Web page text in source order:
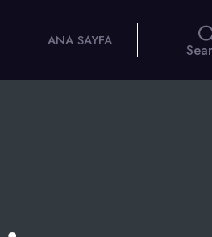
ANA SAYFA